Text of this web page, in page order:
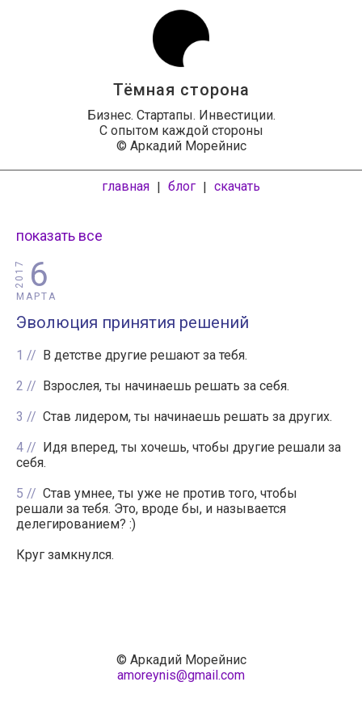
Тёмная сторона
Бизнес. Стартапы. Инвестиции.
С опытом каждой стороны
© Аркадий Морейнис
главная | блог | скачать
показать все
6
МАРТА
2017
Эволюция принятия решений
1
В детстве другие решают за тебя.
2
Взрослея, ты начинаешь решать за себя.
3
Став лидером, ты начинаешь решать за других.
4
Идя вперед, ты хочешь, чтобы другие решали за
себя.
5
Став умнее, ты уже не против того, чтобы
решали за тебя. Это, вроде бы, и называется
делегированием? :)
Круг замкнулся.
© Аркадий Морейнис
amoreynis@gmail.com